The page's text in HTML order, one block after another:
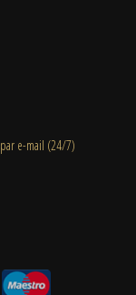
e-mail (24/7)